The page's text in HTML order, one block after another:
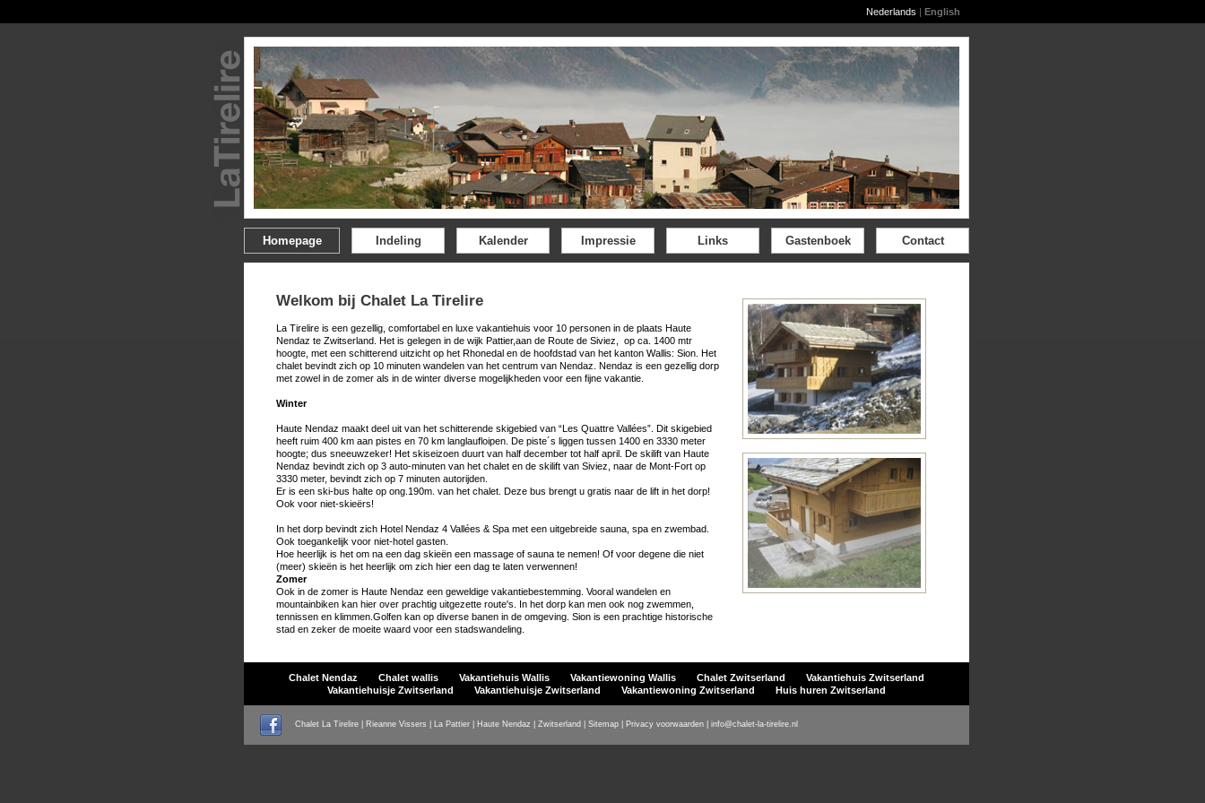
Nederlands | English
Homepage Indeling Kalender Impressie Links Gastenboek Contact
Welkom bij Chalet La Tirelire
La Tirelire is een gezellig, comfortabel en luxe vakantiehuis voor 10 personen in de plaats Haute
Nendaz te Zwitserland. Het is gelegen in de wijk Pattier,aan de Route de Siviez, op ca. 1400 mtr
hoogte, met een schitterend uitzicht op het Rhonedal en de hoofdstad van het kanton Wallis: Sion. Het
chalet bevindt zich op 10 minuten wandelen van het centrum van Nendaz. Nendaz is een gezellig dorp
met zowel in de zomer als in de winter diverse mogelijkheden voor een fijne vakantie.
Winter
Haute Nendaz maakt deel uit van het schitterende skigebied van “Les Quattre Vallées”. Dit skigebied
heeft ruim 400 km aan pistes en 70 km langlaufloipen. De piste´s liggen tussen 1400 en 3330 meter
hoogte; dus sneeuwzeker! Het skiseizoen duurt van half december tot half april. De skilift van Haute
Nendaz bevindt zich op 3 auto-minuten van het chalet en de skilift van Siviez, naar de Mont-Fort op
3330 meter, bevindt zich op 7 minuten autorijden.
Er is een ski-bus halte op ong.190m. van het chalet. Deze bus brengt u gratis naar de lift in het dorp!
Ook voor niet-skieërs!
In het dorp bevindt zich Hotel Nendaz 4 Vallées & Spa met een uitgebreide sauna, spa en zwembad.
Ook toegankelijk voor niet-hotel gasten.
Hoe heerlijk is het om na een dag skieën een massage of sauna te nemen! Of voor degene die niet
(meer) skieën is het heerlijk om zich hier een dag te laten verwennen!
Zomer
Ook in de zomer is Haute Nendaz een geweldige vakantiebestemming. Vooral wandelen en
mountainbiken kan hier over prachtig uitgezette route's. In het dorp kan men ook nog zwemmen,
tennissen en klimmen.Golfen kan op diverse banen in de omgeving. Sion is een prachtige historische
stad en zeker de moeite waard voor een stadswandeling.
Chalet Nendaz Chalet wallis Vakantiehuis Wallis Vakantiewoning Wallis Chalet Zwitserland
Vakantiehuis Zwitserland
Vakantiehuisje Zwitserland
Vakantiehuisje Zwitserland Vakantiewoning Zwitserland Huis huren Zwitserland
Chalet La Tirelire | Rieanne Vissers | La Pattier | Haute Nendaz | Zwitserland | Sitemap Privacy voorwaarden info@chalet-la-tirelire.nl